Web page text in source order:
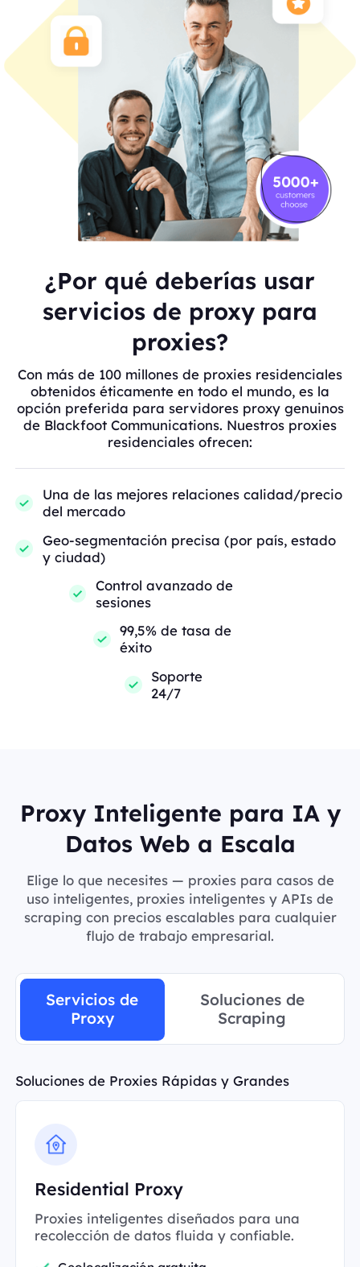
¿Por qué deberías usar
servicios de proxy para
proxies?
Con más de 100 millones de proxies residenciales
obtenidos éticamente en todo el mundo, es la
opción preferida para servidores proxy genuinos
de Blackfoot Communications. Nuestros proxies
residenciales ofrecen:
Una de las mejores relaciones calidad/precio
del mercado
Geo-segmentación precisa (por país, estado
y ciudad)
Control avanzado de
sesiones
99,5% de tasa de
éxito
Soporte
24/7
Proxy Inteligente para IA y
Datos Web a Escala
Elige lo que necesites — proxies para casos de
uso inteligentes, proxies inteligentes y APIs de
scraping con precios escalables para cualquier
flujo de trabajo empresarial.
Servicios de
Proxy
Soluciones de
Scraping
Soluciones de Proxies Rápidas y Grandes
Residential Proxy
Proxies inteligentes diseñados para una
recolección de datos fluida y confiable.